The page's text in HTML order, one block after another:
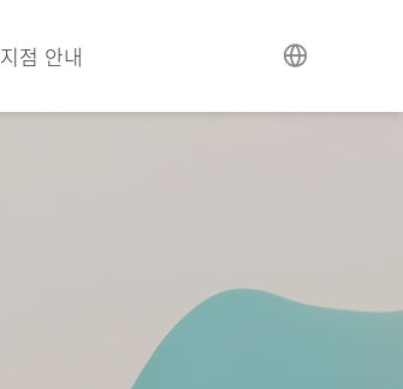
지점 안내